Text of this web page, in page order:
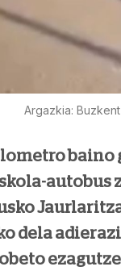
Argazkia:
baino
autobus
dela